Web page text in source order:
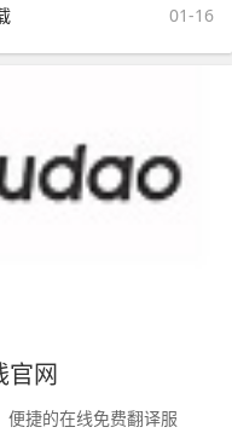
01-16
官网
便捷的在线免费翻译服